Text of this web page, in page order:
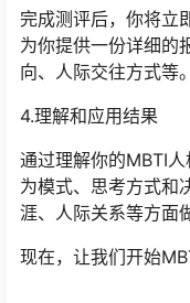
完成测评后，你将立
为你提供一份详细的
向、人际交往方式等。
4.理解和应用结果
通过理解你的MBTI
为模式、思考方式和
涯、人际关系等方面
现在，让我们开始